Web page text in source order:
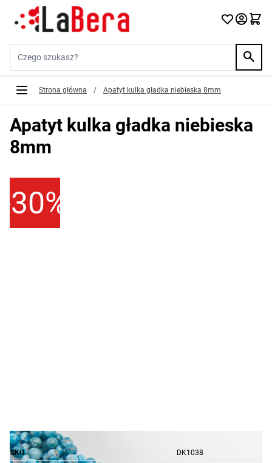
Przejdź do treści
Strona główna / Apatyt kulka gładka niebieska 8mm
Apatyt kulka gładka niebieska
8mm
-30%
SKU
DK1038